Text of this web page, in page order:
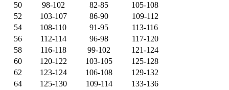
50
98-102 82-85
105-108
52
103-107 86-90
109-112
54
108-110 91-95
113-116
56
112-114 96-98
117-120
58
116-118 99-102
121-124
60
120-122 103-105
125-128
62
123-124 106-108
129-132
64
125-130 109-114
133-136